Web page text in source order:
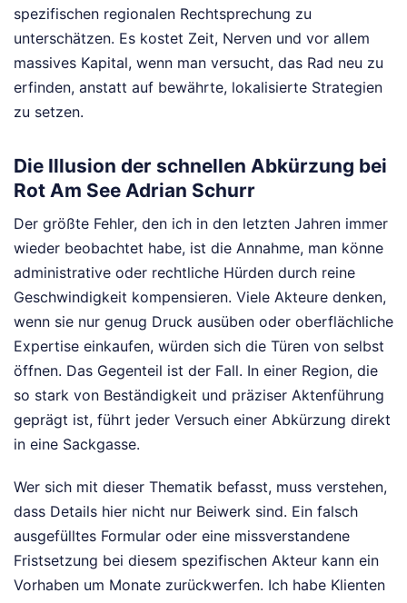
spezifischen regionalen Rechtsprechung zu
unterschätzen. Es kostet Zeit, Nerven und vor allem
massives Kapital, wenn man versucht, das Rad neu zu
erfinden, anstatt auf bewährte, lokalisierte Strategien
zu setzen.
Die Illusion der schnellen Abkürzung bei
Rot Am See Adrian Schurr
Der größte Fehler, den ich in den letzten Jahren immer
wieder beobachtet habe, ist die Annahme, man könne
administrative oder rechtliche Hürden durch reine
Geschwindigkeit kompensieren. Viele Akteure denken,
wenn sie nur genug Druck ausüben oder oberflächliche
Expertise einkaufen, würden sich die Türen von selbst
öffnen. Das Gegenteil ist der Fall. In einer Region, die
so stark von Beständigkeit und präziser Aktenführung
geprägt ist, führt jeder Versuch einer Abkürzung direkt
in eine Sackgasse.
Wer sich mit dieser Thematik befasst, muss verstehen,
dass Details hier nicht nur Beiwerk sind. Ein falsch
ausgefülltes Formular oder eine missverstandene
Fristsetzung bei diesem spezifischen Akteur kann ein
Vorhaben um Monate zurückwerfen. Ich habe Klienten